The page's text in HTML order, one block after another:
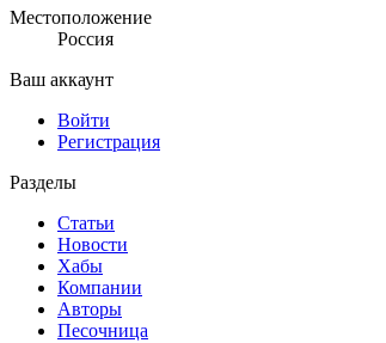
Местоположение
Россия
Ваш аккаунт
Войти
Регистрация
Разделы
Статьи
Новости
Хабы
Компании
Авторы
Песочница